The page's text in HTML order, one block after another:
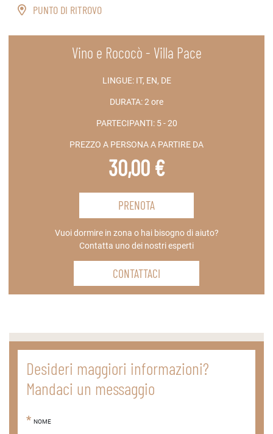
PUNTO DI RITROVO
Vino e Rococò - Villa Pace
LINGUE: IT, EN, DE
DURATA:2 ore
PARTECIPANTI: 5 - 20
PREZZO A PERSONA A PARTIRE DA
30,00 €
PRENOTA
Vuoi dormire in zona o hai bisogno di aiuto?
Contatta uno dei nostri esperti
CONTATTACI
Desideri maggiori informazioni?
Mandaci un messaggio
NOME